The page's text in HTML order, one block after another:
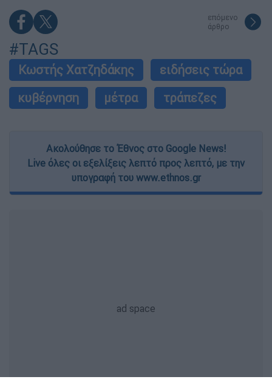
επόμενο
άρθρο
#TAGS
Κωστής Χατζηδάκης
ειδήσεις τώρα
κυβέρνηση
μέτρα τράπεζες
Ακολούθησε το Έθνος στο Google News!
Live όλες οι εξελίξεις λεπτό προς λεπτό, με την
υπογραφή του www.ethnos.gr